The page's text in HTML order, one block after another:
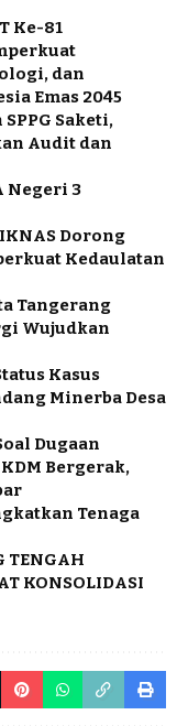
Ke-81
dan
Emas 2045
Saketi,
Audit dan
Negeri 3
Dorong
Kedaulatan
Tangerang
Wujudkan
Kasus
Minerba Desa
Dugaan
Bergerak,
Tenaga
TENGAH
KONSOLIDASI